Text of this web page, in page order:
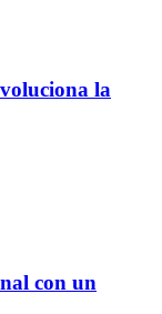
la
con un